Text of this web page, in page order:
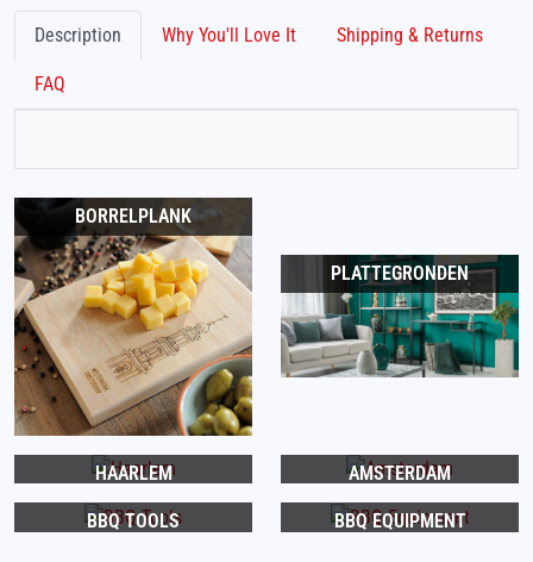
Description Why You'll Love It Shipping & Returns
FAQ
BORRELPLANK
PLATTEGRONDEN
HAARLEM AMSTERDAM
BBQ TOOLS BBQ EQUIPMENT